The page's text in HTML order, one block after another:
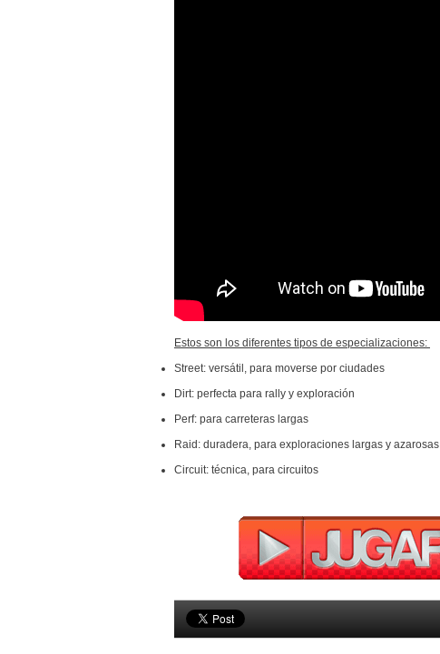
Estos son los diferentes tipos de especializaciones:
Street: versátil, para moverse por ciudades
Dirt: perfecta para rally y exploración
Perf: para carreteras largas
Raid: duradera, para exploraciones largas y azarosas
Circuit: técnica, para circuitos